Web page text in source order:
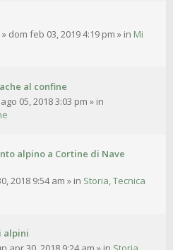
» dom feb 03, 2019 4:19 pm » in Mi
al confine
05, 2018 3:03 pm » in
alpino a Cortine di Nave
2018 9:54 am » in Storia, Tecnica
alpini